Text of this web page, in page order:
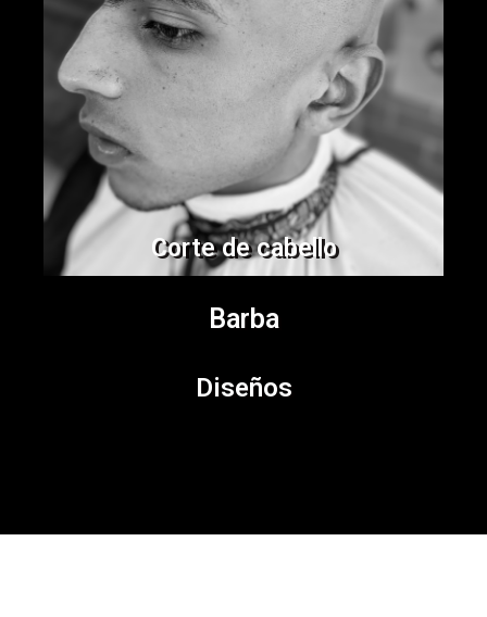
Corte de cabello
Barba
Diseños